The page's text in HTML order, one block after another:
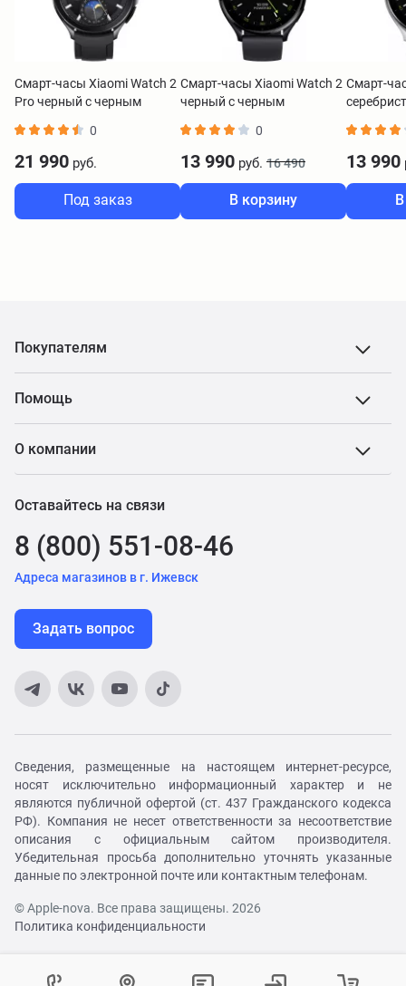
Смарт-часы Xiaomi Watch 2
Pro черный с черным
BHR7211GL 0
21 990 руб.
Под заказ
Смарт-часы Xiaomi Watch 2
черный с черным
0
13 990 руб. 16 490
В корзину
Смарт-
13 990
Покупателям
Помощь
О компании
Оставайтесь на связи
8 (800) 551-08-46
Адреса магазинов в г. Ижевск
Задать вопрос
Сведения, размещенные на настоящем интернет-ресурсе,
носят исключительно информационный характер и не
являются публичной офертой (ст. 437 Гражданского кодекса
РФ). Компания не несет ответственности за несоответствие
описания с официальным сайтом производителя.
Убедительная просьба дополнительно уточнять указанные
данные по электронной почте или контактным телефонам.
© Apple-nova. Все права защищены. 2026
Политика конфиденциальности
Контактный центр
Как вам удобнее с нами связаться?
Войти в личный кабинет